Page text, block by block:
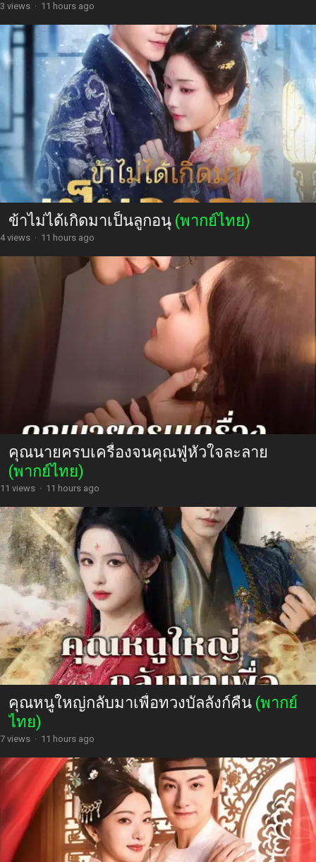
3 views · 11 hours ago
ข้าไม่ได้เกิดมาเป็นลูกอนุ (พากย์ไทย)
4 views · 11 hours ago
คุณนายครบเครื่องจนคุณฟู่หัวใจละลาย
(พากย์ไทย)
11 views · 11 hours ago
คุณหนูใหญ่กลับมาเพื่อทวงบัลลังก์คืน (พากย์
ไทย)
7 views · 11 hours ago